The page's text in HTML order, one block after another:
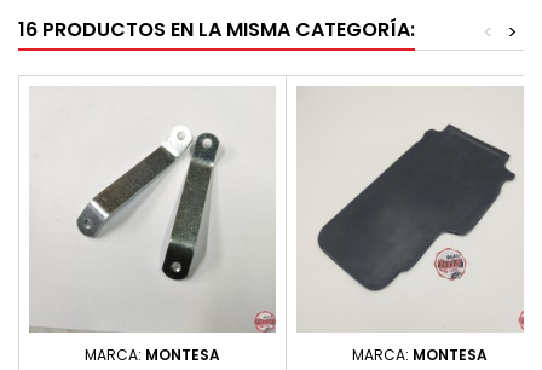
16 PRODUCTOS EN LA MISMA CATEGORÍA: >
<
MARCA: MONTESA MARCA: MONTESA